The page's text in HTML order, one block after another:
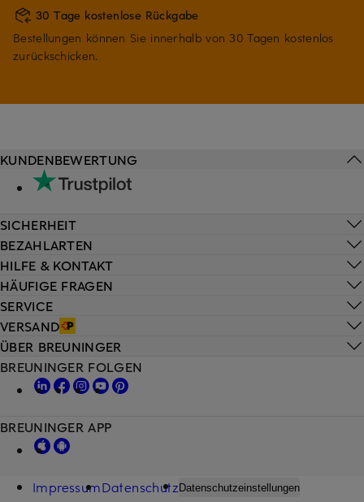
30 Tage kostenlose Rückgabe
Bestellungen können Sie innerhalb von 30 Tagen kostenlos
zurückschicken.
HILFE & KONTAKT
HÄUFIGE FRAGEN
SERVICE
VERSAND
KUNDENBEWERTUNG
SICHERHEIT
BEZAHLARTEN
ÜBER BREUNINGER
BREUNINGER FOLGEN
BREUNINGER APP
ImpressumDatenschutz Datenschutzeinstellungen